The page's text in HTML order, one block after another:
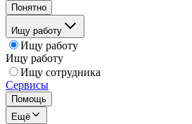
Понятно
Ищу работу
Ищу работу
Ищу работу
Ищу сотрудника
Сервисы
Помощь
Ещё